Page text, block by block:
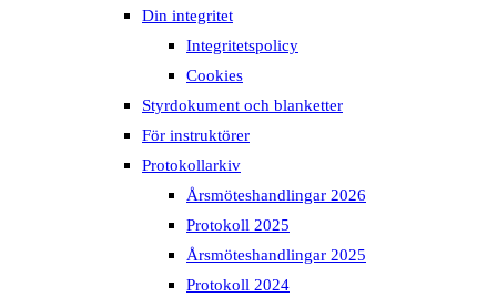
Din integritet
Integritetspolicy
Cookies
Styrdokument och blanketter
För instruktörer
Protokollarkiv
Årsmöteshandlingar 2026
Protokoll 2025
Årsmöteshandlingar 2025
Protokoll 2024